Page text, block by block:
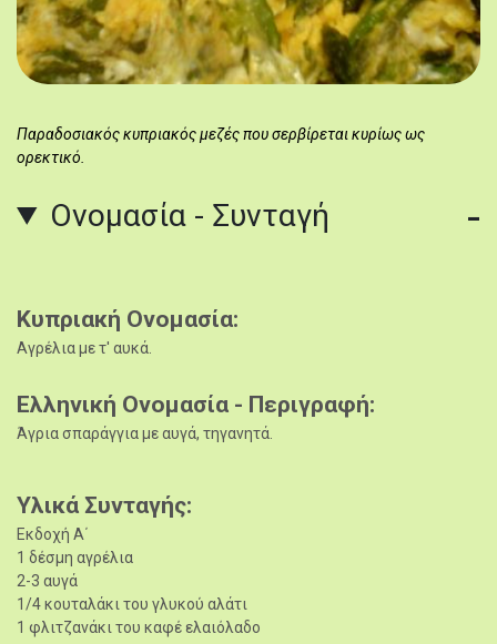
Παραδοσιακός κυπριακός μεζές που σερβίρεται κυρίως ως
ορεκτικό.
Ονομασία - Συνταγή
Κυπριακή Ονομασία
Αγρέλια με τ' αυκά.
Ελληνική Ονομασία - Περιγραφή
Άγρια σπαράγγια με αυγά, τηγανητά.
Υλικά Συνταγής
Εκδοχή Α΄
1 δέσμη αγρέλια
2-3 αυγά
1/4 κουταλάκι του γλυκού αλάτι
1 φλιτζανάκι του καφέ ελαιόλαδο